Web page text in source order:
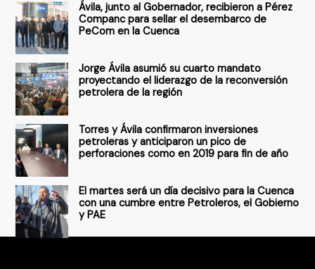
o
r
:
Ávila, junto al Gobernador, recibieron a Pérez
Companc para sellar el desembarco de
PeCom en la Cuenca
Jorge Ávila asumió su cuarto mandato
proyectando el liderazgo de la reconversión
petrolera de la región
Torres y Ávila confirmaron inversiones
petroleras y anticiparon un pico de
perforaciones como en 2019 para fin de año
El martes será un día decisivo para la Cuenca
con una cumbre entre Petroleros, el Gobierno
y PAE